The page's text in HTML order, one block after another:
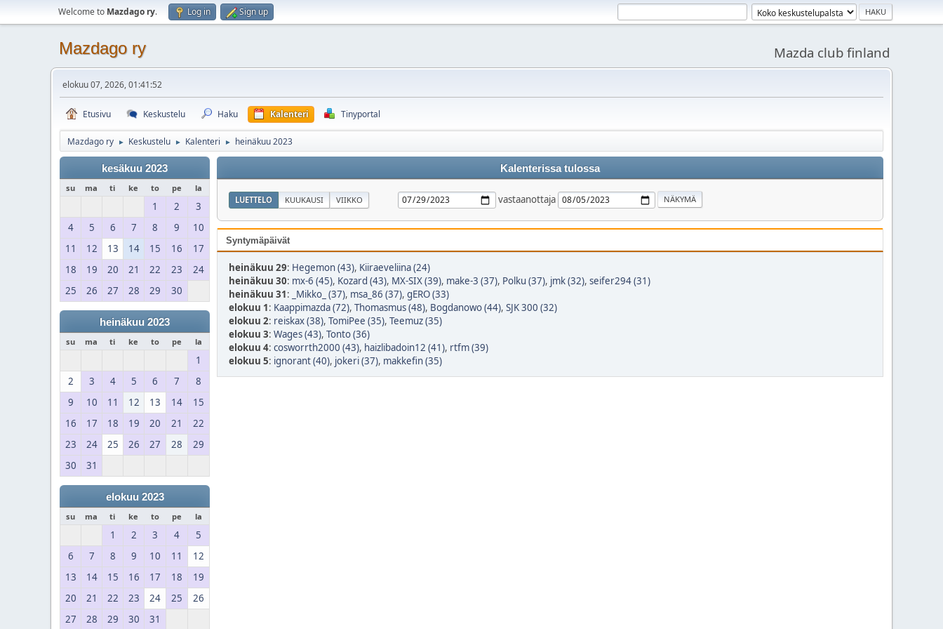
Welcome to Mazdago ry. Log in Sign up
Mazdago ry Mazda club finland
elokuu 07, 2026, 01:41:52
Etusivu Keskustelu Haku Kalenteri Tinyportal
Mazdago ry ► Keskustelu ► Kalenteri ► heinäkuu 2023
kesäkuu 2023
su ma ti ke to pe la
1 2
3
4
5 6 7 8 9
10
11
12 13 14 15 16
17
18
19 20 21 22 23
24
25
26 27 28 29 30
heinäkuu 2023
su ma ti ke to pe la
1
2
3 4 5 6 7
8
9
10 11 12 13 14
15
16
17 18 19 20 21
22
23
24 25 26 27 28
29
30
31
elokuu 2023
su ma ti ke to pe la
1 2 3 4
5
6
7 8 9 10 11
12
13
14 15 16 17 18
19
20
21 22 23 24 25
26
27
28 29 30 31
Kalenterissa tulossa
LUETTELO KUUKAUSI VIIKKO vastaanottaja
Syntymäpäivät
heinäkuu 29: Hegemon (43), Kiiraeveliina (24)
heinäkuu 30: mx-6 (45), Kozard (43), MX-SIX (39), make-3 (37), Polku (37), jmk (32), seifer294 (31)
heinäkuu 31: _Mikko_ (37), msa_86 (37), gERO (33)
elokuu 1: Kaappimazda (72), Thomasmus (48), Bogdanowo (44), SJK 300 (32)
elokuu 2: reiskax (38), TomiPee (35), Teemuz (35)
elokuu 3: Wages (43), Tonto (36)
elokuu 4: cosworrth2000 (43), haizlibadoin12 (41), rtfm (39)
elokuu 5: ignorant (40), jokeri (37), makkefin (35)